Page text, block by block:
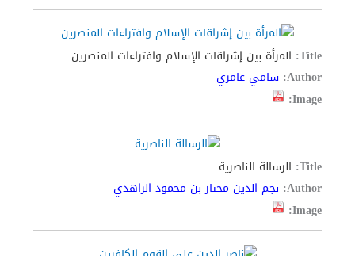
Title: المرأة بين إشراقات الإسلام وافتراءات المنصرين
Author: سامي عامري
Image:
Title: الرسالة الناصرية
Author: نجم الدين مختار بن محمود الزاهدي
Image: